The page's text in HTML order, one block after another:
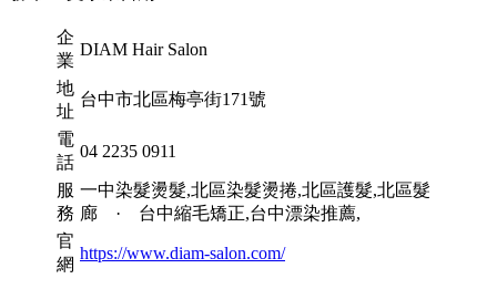
企
業
DIAM Hair Salon
地
址
台中市北區梅亭街171號
電
話
04 2235 0911
服
務
一中染髮燙髮,北區染髮燙捲,北區護髮,北區髮
廊 · 台中縮毛矯正,台中漂染推薦,
官
網
https://www.diam-salon.com/